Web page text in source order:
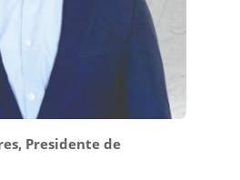
Presidente de